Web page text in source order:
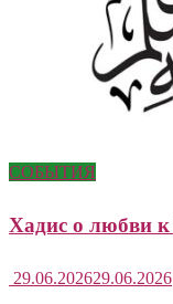
СОБЫТИЯ
29.06.202629.06.2026